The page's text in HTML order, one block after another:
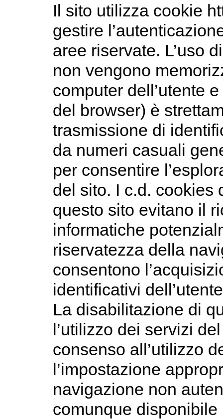
Il sito utilizza cookie
gestire
aree riservate. L’uso
non vengono
computer dell’utente
del browser) è
trasmissione di
da numeri casuali
per consentire
del sito. I c.d. cookies
questo sito evitano il
informatiche
riservatezza della
consentono
identificativi
La disabilitazione di
l’utilizzo dei servizi
consenso all’utilizzo
l’impostazione
navigazione non
comunque